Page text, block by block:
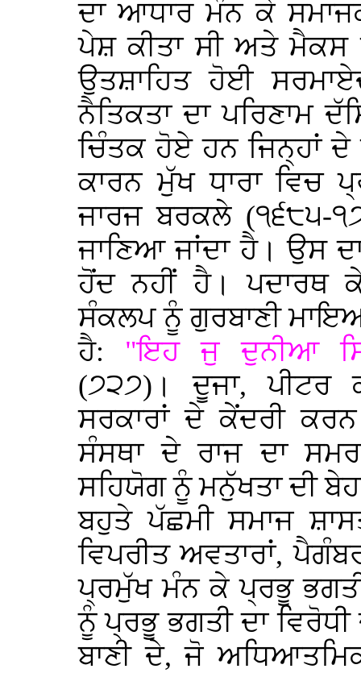
ਦਾ ਆਧਾਰ ਮੰਨ ਕੇ
ਪੇਸ਼ ਕੀਤਾ ਸੀ ਅਤੇ ਮੈਕਸ
ਉਤਸ਼ਾਹਿਤ ਹੋਈ
ਨੈਤਿਕਤਾ ਦਾ ਪਰਿਣਾਮ
ਚਿੰਤਕ ਹੋਏ ਹਨ ਜਿਨ੍ਹਾਂ
ਕਾਰਨ ਮੁੱਖ ਧਾਰਾ ਵਿਚ
ਜਾਰਜ ਬਰਕਲੇ (੧੬੮੫-
ਜਾਣਿਆ ਜਾਂਦਾ ਹੈ। ਉਸ
ਹੋਂਦ ਨਹੀਂ ਹੈ। ਪਦਾਰਥ
ਸੰਕਲਪ ਨੂੰ ਗੁਰਬਾਣੀ
ਹੈ: "ਇਹ ਜੁ ਦੁਨੀਆ
(੭੨੭)। ਦੂਜਾ, ਪੀਟਰ
ਸਰਕਾਰਾਂ ਦੇ ਕੇਂਦਰੀ
ਸੰਸਥਾ ਦੇ ਰਾਜ ਦਾ
ਸਹਿਯੋਗ ਨੂੰ ਮਨੁੱਖਤਾ ਦੀ
ਬਹੁਤੇ ਪੱਛਮੀ ਸਮਾਜ
ਵਿਪਰੀਤ ਅਵਤਾਰਾਂ,
ਪ੍ਰਮੁੱਖ ਮੰਨ ਕੇ ਪ੍ਰਭੂ
ਨੂੰ ਪ੍ਰਭੂ ਭਗਤੀ ਦਾ
ਬਾਣੀ ਦੇ, ਜੋ